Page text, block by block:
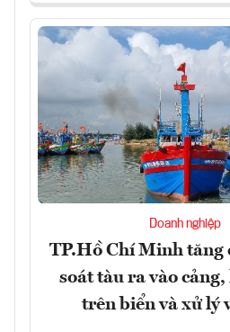
Doanh nghiệp
TP.Hồ Chí Minh tăng
soát tàu ra vào
trên biển và xử lý